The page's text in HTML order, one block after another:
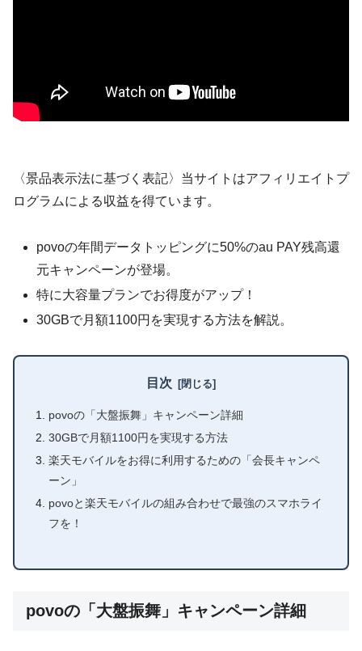
〈景品表示法に基づく表記〉当サイトはアフィリエイトプ
ログラムによる収益を得ています。
povoの年間データトッピングに50%のau PAY残高還
元キャンペーンが登場。
特に大容量プランでお得度がアップ！
30GBで月額1100円を実現する方法を解説。
目次
povoの「大盤振舞」キャンペーン詳細
30GBで月額1100円を実現する方法
楽天モバイルをお得に利用するための「会長キャンペ
ーン」
povoと楽天モバイルの組み合わせで最強のスマホライ
フを！
povoの「大盤振舞」キャンペーン詳細